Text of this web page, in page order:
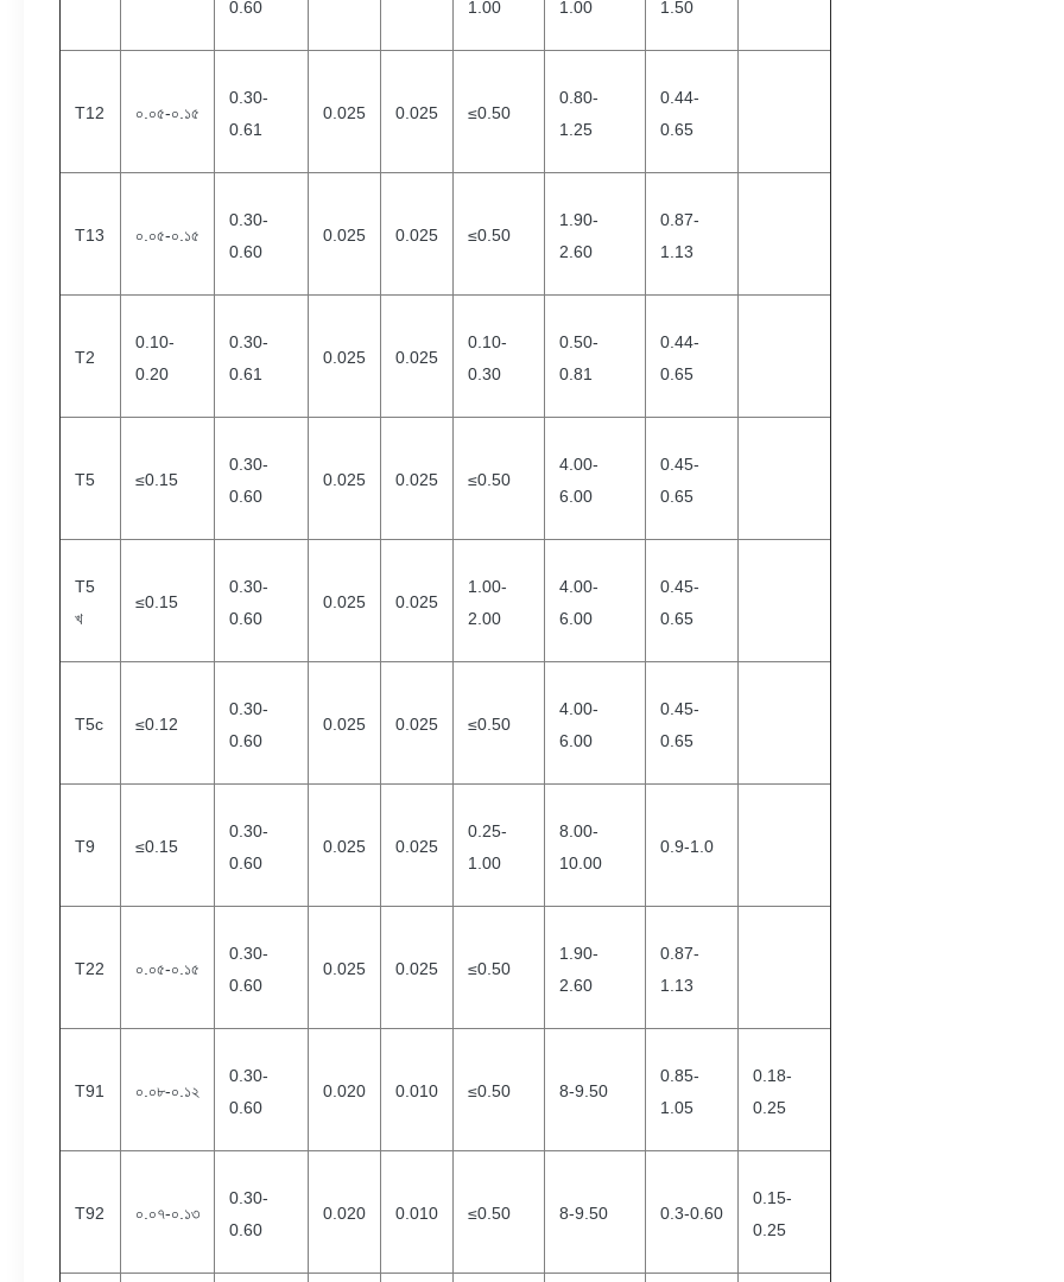
0.60
1.00
1.00
1.50
T12 ০.০৫-০.১৫
0.30-
0.61
0.025 0.025 ≤0.50
0.80-
1.25
0.44-
0.65
T13 ০.০৫-০.১৫
0.30-
0.60
0.025 0.025 ≤0.50
1.90-
2.60
0.87-
1.13
T2
0.10-
0.20
0.30-
0.61
0.025 0.025
0.10-
0.30
0.50-
0.81
0.44-
0.65
T5 ≤0.15
0.30-
0.60
0.025 0.025 ≤0.50
4.00-
6.00
0.45-
0.65
T5
খ
≤0.15
0.30-
0.60
0.025 0.025
1.00-
2.00
4.00-
6.00
0.45-
0.65
T5c ≤0.12
0.30-
0.60
0.025 0.025 ≤0.50
4.00-
6.00
0.45-
0.65
T9 ≤0.15
0.30-
0.60
0.025 0.025
0.25-
1.00
8.00-
10.00
0.9-1.0
T22 ০.০৫-০.১৫
0.30-
0.60
0.025 0.025 ≤0.50
1.90-
2.60
0.87-
1.13
T91 ০.০৮-০.১২
0.30-
0.60
0.020 0.010 ≤0.50 8-9.50
0.85-
1.05
0.18-
0.25
T92 ০.০৭-০.১৩
0.30-
0.60
0.020 0.010 ≤0.50 8-9.50 0.3-0.60
0.15-
0.25